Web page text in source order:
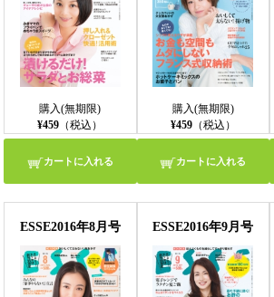
購入(無期限)
¥459 （税込）
カートに入れる
購入(無期限)
¥459（税込）
カートに入れる
ESSE2016年8月号 ESSE2016年9月号